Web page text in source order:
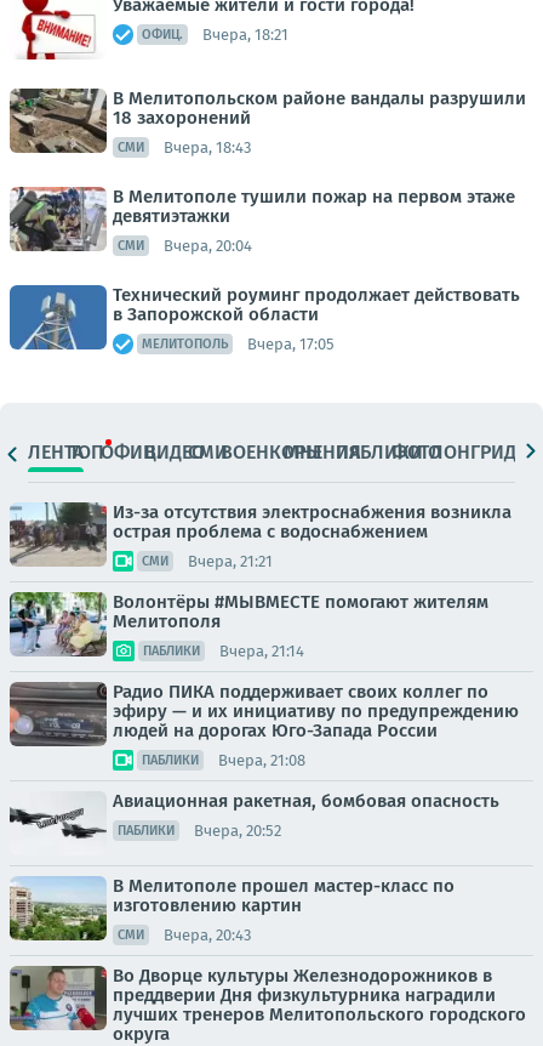
Уважаемые жители и гости города!
ОФИЦ. Вчера, 18:21
В Мелитопольском районе вандалы разрушили
18 захоронений
СМИ Вчера, 18:43
В Мелитополе тушили пожар на первом этаже
девятиэтажки
СМИ Вчера, 20:04
Технический роуминг продолжает действовать
в Запорожской области
МЕЛИТОПОЛЬ Вчера, 17:05
ЛЕНТАТОПОФИЦ.ВИДЕОСМИВОЕНКОРЫМНЕНИЯПАБЛИКИ
ФОТОЛОНГРИДЫ
Из-за отсутствия электроснабжения возникла
острая проблема с водоснабжением
СМИ Вчера, 21:21
Волонтёры #МЫВМЕСТЕ помогают жителям
Мелитополя
ПАБЛИКИ Вчера, 21:14
Радио ПИКА поддерживает своих коллег по
эфиру — и их инициативу по предупреждению
людей на дорогах Юго-Запада России
ПАБЛИКИ Вчера, 21:08
Авиационная ракетная, бомбовая опасность
ПАБЛИКИ Вчера, 20:52
В Мелитополе прошел мастер-класс по
изготовлению картин
СМИ Вчера, 20:43
Во Дворце культуры Железнодорожников в
преддверии Дня физкультурника наградили
лучших тренеров Мелитопольского городского
округа